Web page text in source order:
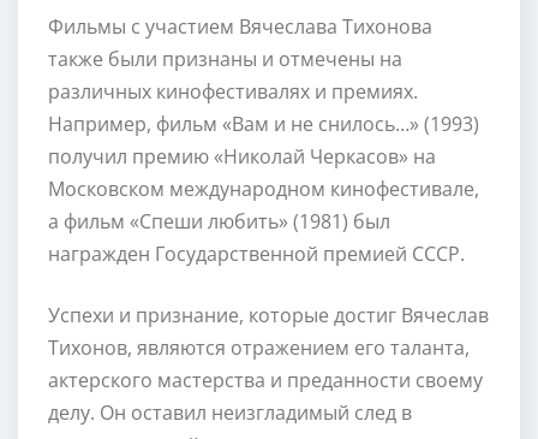
Фильмы с участием Вячеслава Тихонова
также были признаны и отмечены на
различных кинофестивалях и премиях.
Например, фильм «Вам и не снилось…» (1993)
получил премию «Николай Черкасов» на
Московском международном кинофестивале,
а фильм «Спеши любить» (1981) был
награжден Государственной премией СССР.
Успехи и признание, которые достиг Вячеслав
Тихонов, являются отражением его таланта,
актерского мастерства и преданности своему
делу. Он оставил неизгладимый след в